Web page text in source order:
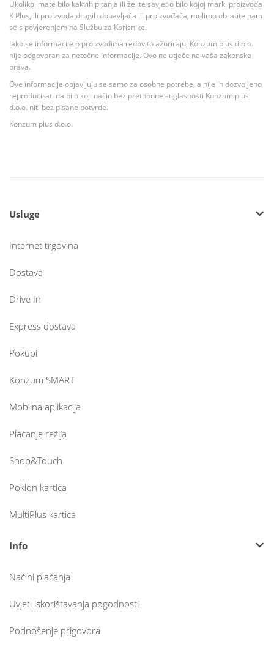
Ukoliko imate bilo kakvih pitanja ili želite savjet o bilo kojoj marki proizvoda
K Plus, ili proizvoda drugih dobavljača ili proizvođača, molimo obratite nam
se s povjerenjem na Službu za Korisnike.
Iako se informacije o proizvodima redovito ažuriraju, Konzum plus d.o.o.
nije odgovoran za netočne informacije. Ovo ne utječe na vaša zakonska
prava.
Ove informacije objavljuju se samo za osobne potrebe, a nije ih dozvoljeno
reproducirati na bilo koji način bez prethodne suglasnosti Konzum plus
d.o.o. niti bez pisane potvrde.
Konzum plus d.o.o.
Usluge
Internet trgovina
Dostava
Drive In
Express dostava
Pokupi
Konzum SMART
Mobilna aplikacija
Plaćanje režija
Shop&Touch
Poklon kartica
MultiPlus kartica
Info
Načini plaćanja
Uvjeti iskorištavanja pogodnosti
Podnošenje prigovora